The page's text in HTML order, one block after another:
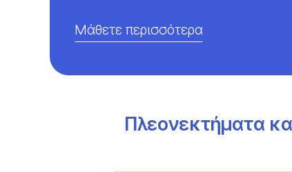
Μάθετε περισσότερα
Πλεονεκτήματα